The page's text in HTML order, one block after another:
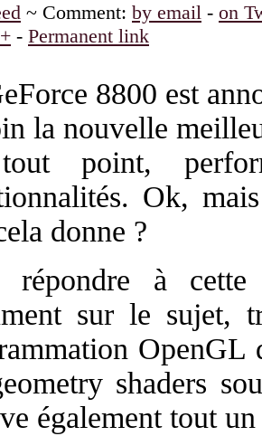
~ Comment: by email - on
- Permanent link
8800 est
la nouvelle
point,
Ok,
donne ?
répondre à
sur le sujet,
shaders
également tout